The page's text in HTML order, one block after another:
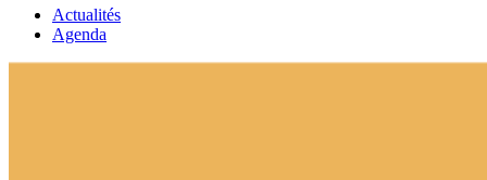
Actualités
Agenda